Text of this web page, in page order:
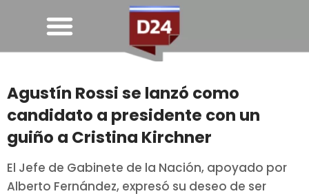
Agustín Rossi se lanzó como
candidato a presidente con un
guiño a Cristina Kirchner
El Jefe de Gabinete de la Nación, apoyado por
Alberto Fernández, expresó su deseo de ser